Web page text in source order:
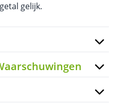
gelijk.